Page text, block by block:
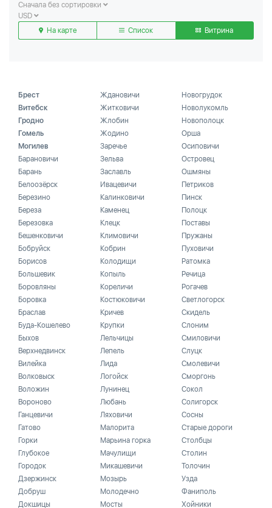
Сначала без сортировки
USD
На карте
Список Витрина
Брест
Витебск
Гродно
Гомель
Могилев
Барановичи
Барань
Белоозёрск
Березино
Береза
Березовка
Бешенковичи
Бобруйск
Борисов
Большевик
Боровляны
Боровка
Браслав
Буда-Кошелево
Быхов
Верхнедвинск
Вилейка
Волковыск
Воложин
Вороново
Ганцевичи
Гатово
Горки
Глубокое
Городок
Дзержинск
Добруш
Докшицы
Ждановичи
Житковичи
Жлобин
Жодино
Заречье
Зельва
Заславль
Ивацевичи
Калинковичи
Каменец
Клецк
Климовичи
Кобрин
Колодищи
Копыль
Кореличи
Костюковичи
Кричев
Крупки
Лельчицы
Лепель
Лида
Логойск
Лунинец
Любань
Ляховичи
Малорита
Марьина горка
Мачулищи
Микашевичи
Мозырь
Молодечно
Мосты
Новогрудок
Новолукомль
Новополоцк
Орша
Осиповичи
Островец
Ошмяны
Петриков
Пинск
Полоцк
Поставы
Пружаны
Пуховичи
Ратомка
Речица
Рогачев
Светлогорск
Скидель
Слоним
Смиловичи
Слуцк
Смолевичи
Сморгонь
Сокол
Солигорск
Сосны
Старые дороги
Столбцы
Столин
Толочин
Узда
Фаниполь
Хойники